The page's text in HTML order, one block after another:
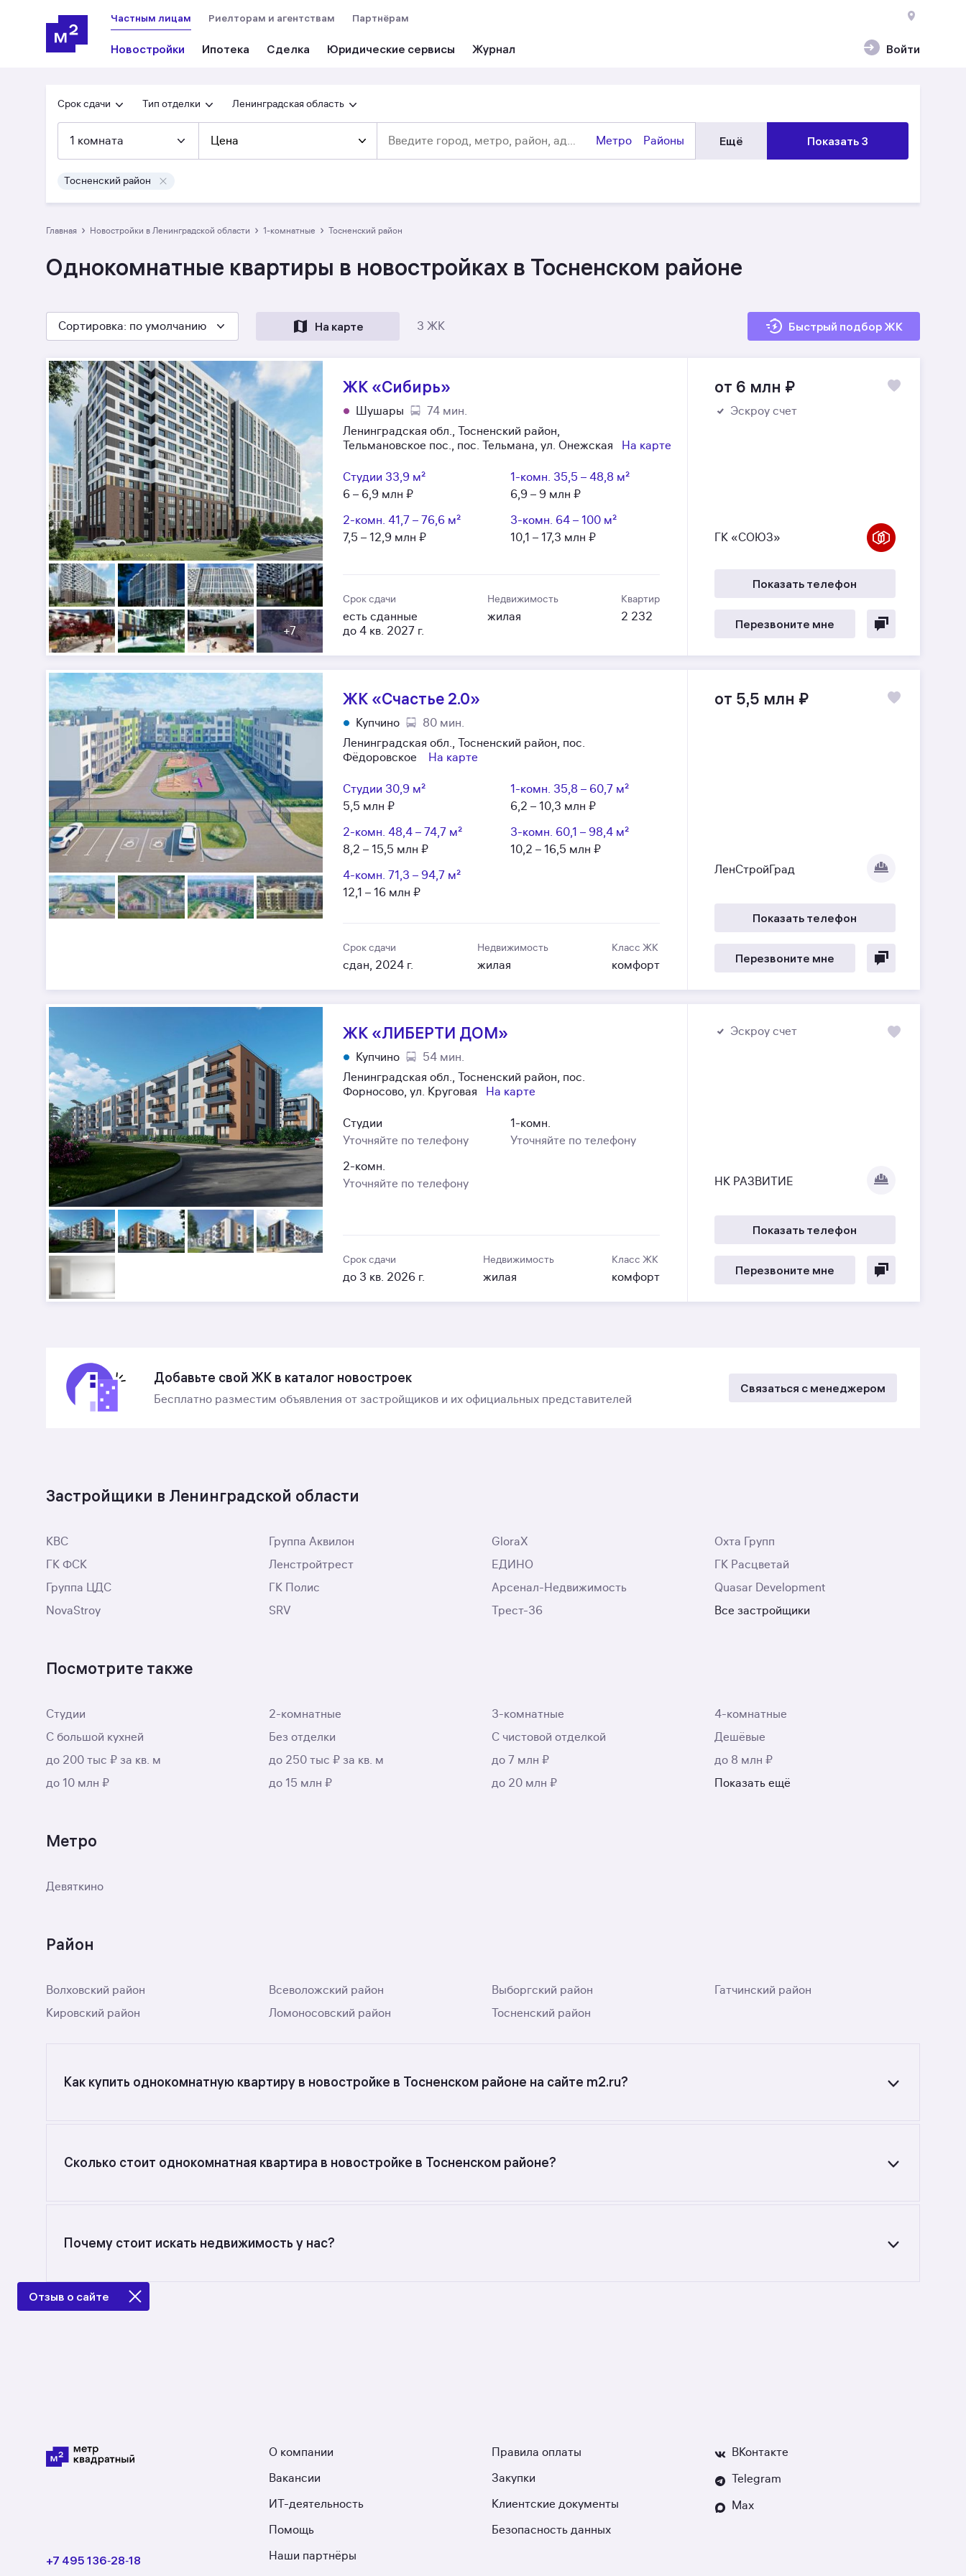
Войти
Частным лицам
Новостройки Ипотека Сделка Юридические сервисы
Риелторам и агентствам Партнёрам
Срок сдачи Тип отделки Ленинградская область
1 комната Цена Метро Районы Ещё Показать 3
Тосненский район
Главная › Новостройки в Ленинградской области › 1-комнатные › Тосненский район
Однокомнатные квартиры в новостройках в Тосненском районе
Сортировка: по умолчанию На карте 3 ЖК Быстрый подбор ЖК
+7
ЖК «Сибирь»
Шушары
74 мин.
Ленинградская обл., Тосненский район,
Тельмановское пос., пос. Тельмана, ул. Онежская
На карте
Студии 33,9 м²
6 – 6,9 млн ₽
1-комн. 35,5 – 48,8 м²
6,9 – 9 млн ₽
2-комн. 41,7 – 76,6 м²
7,5 – 12,9 млн ₽
3-комн. 64 – 100 м²
10,1 – 17,3 млн ₽
Срок сдачи
есть сданные
до 4 кв. 2027 г.
Недвижимость
жилая
Квартир
2 232
от 6 млн ₽
Эскроу счет
ГК «СОЮЗ»
Показать телефон
Перезвоните мне
ЖК «Счастье 2.0»
Купчино
80 мин.
Ленинградская обл., Тосненский район, пос.
Фёдоровское
На карте
Студии 30,9 м²
5,5 млн ₽
1-комн. 35,8 – 60,7 м²
6,2 – 10,3 млн ₽
2-комн. 48,4 – 74,7 м²
8,2 – 15,5 млн ₽
3-комн. 60,1 – 98,4 м²
10,2 – 16,5 млн ₽
4-комн. 71,3 – 94,7 м²
12,1 – 16 млн ₽
Срок сдачи
сдан, 2024 г.
Недвижимость
жилая
Класс ЖК
комфорт
от 5,5 млн ₽
ЛенСтройГрад
Показать телефон
Перезвоните мне
ЖК «ЛИБЕРТИ ДОМ»
Купчино
54 мин.
Ленинградская обл., Тосненский район, пос.
Форносово, ул. Круговая
На карте
Студии
Уточняйте по телефону
1-комн.
Уточняйте по телефону
2-комн.
Уточняйте по телефону
Срок сдачи
до 3 кв. 2026 г.
Недвижимость
жилая
Класс ЖК
комфорт
Эскроу счет
НК РАЗВИТИЕ
Показать телефон
Перезвоните мне
Добавьте свой ЖК в каталог новостроек
Бесплатно разместим объявления от застройщиков и их официальных представителей
Связаться с менеджером
Застройщики в Ленинградской области
КВС Группа Аквилон GloraX
Охта Групп
ГК ФСК
Ленстройтрест ЕДИНО
ГК Расцветай
Группа ЦДС
ГК Полис Арсенал-Недвижимость
Quasar Development
NovaStroy
SRV Трест-36 Все застройщики
Посмотрите также
Студии 2-комнатные 3-комнатные
4-комнатные
С большой кухней
Без отделки С чистовой отделкой
Дешёвые
до 200 тыс ₽ за кв. м
до 250 тыс ₽ за кв. м до 7 млн ₽
до 8 млн ₽
до 10 млн ₽
до 15 млн ₽ до 20 млн ₽ Показать ещё
Метро
Девяткино
Район
Волховский район Всеволожский район Выборгский район
Гатчинский район
Кировский район
Ломоносовский район Тосненский район
Как купить однокомнатную квартиру в новостройке в Тосненском районе на сайте m2.ru?
Сколько стоит однокомнатная квартира в новостройке в Тосненском районе?
Почему стоит искать недвижимость у нас?
в Тосненском районе: в разделе размещено 3 ЖК. Гарантия сделки: вернём полную стоимость недвижимости, если что-то пойдёт не так.
Отзыв о сайте
+7 495 136‑28‑18
О компании
Вакансии
ИТ-деятельность
Помощь
Наши партнёры
Правила оплаты
Закупки
Клиентские документы
Безопасность данных
ВКонтакте
Telegram
Max